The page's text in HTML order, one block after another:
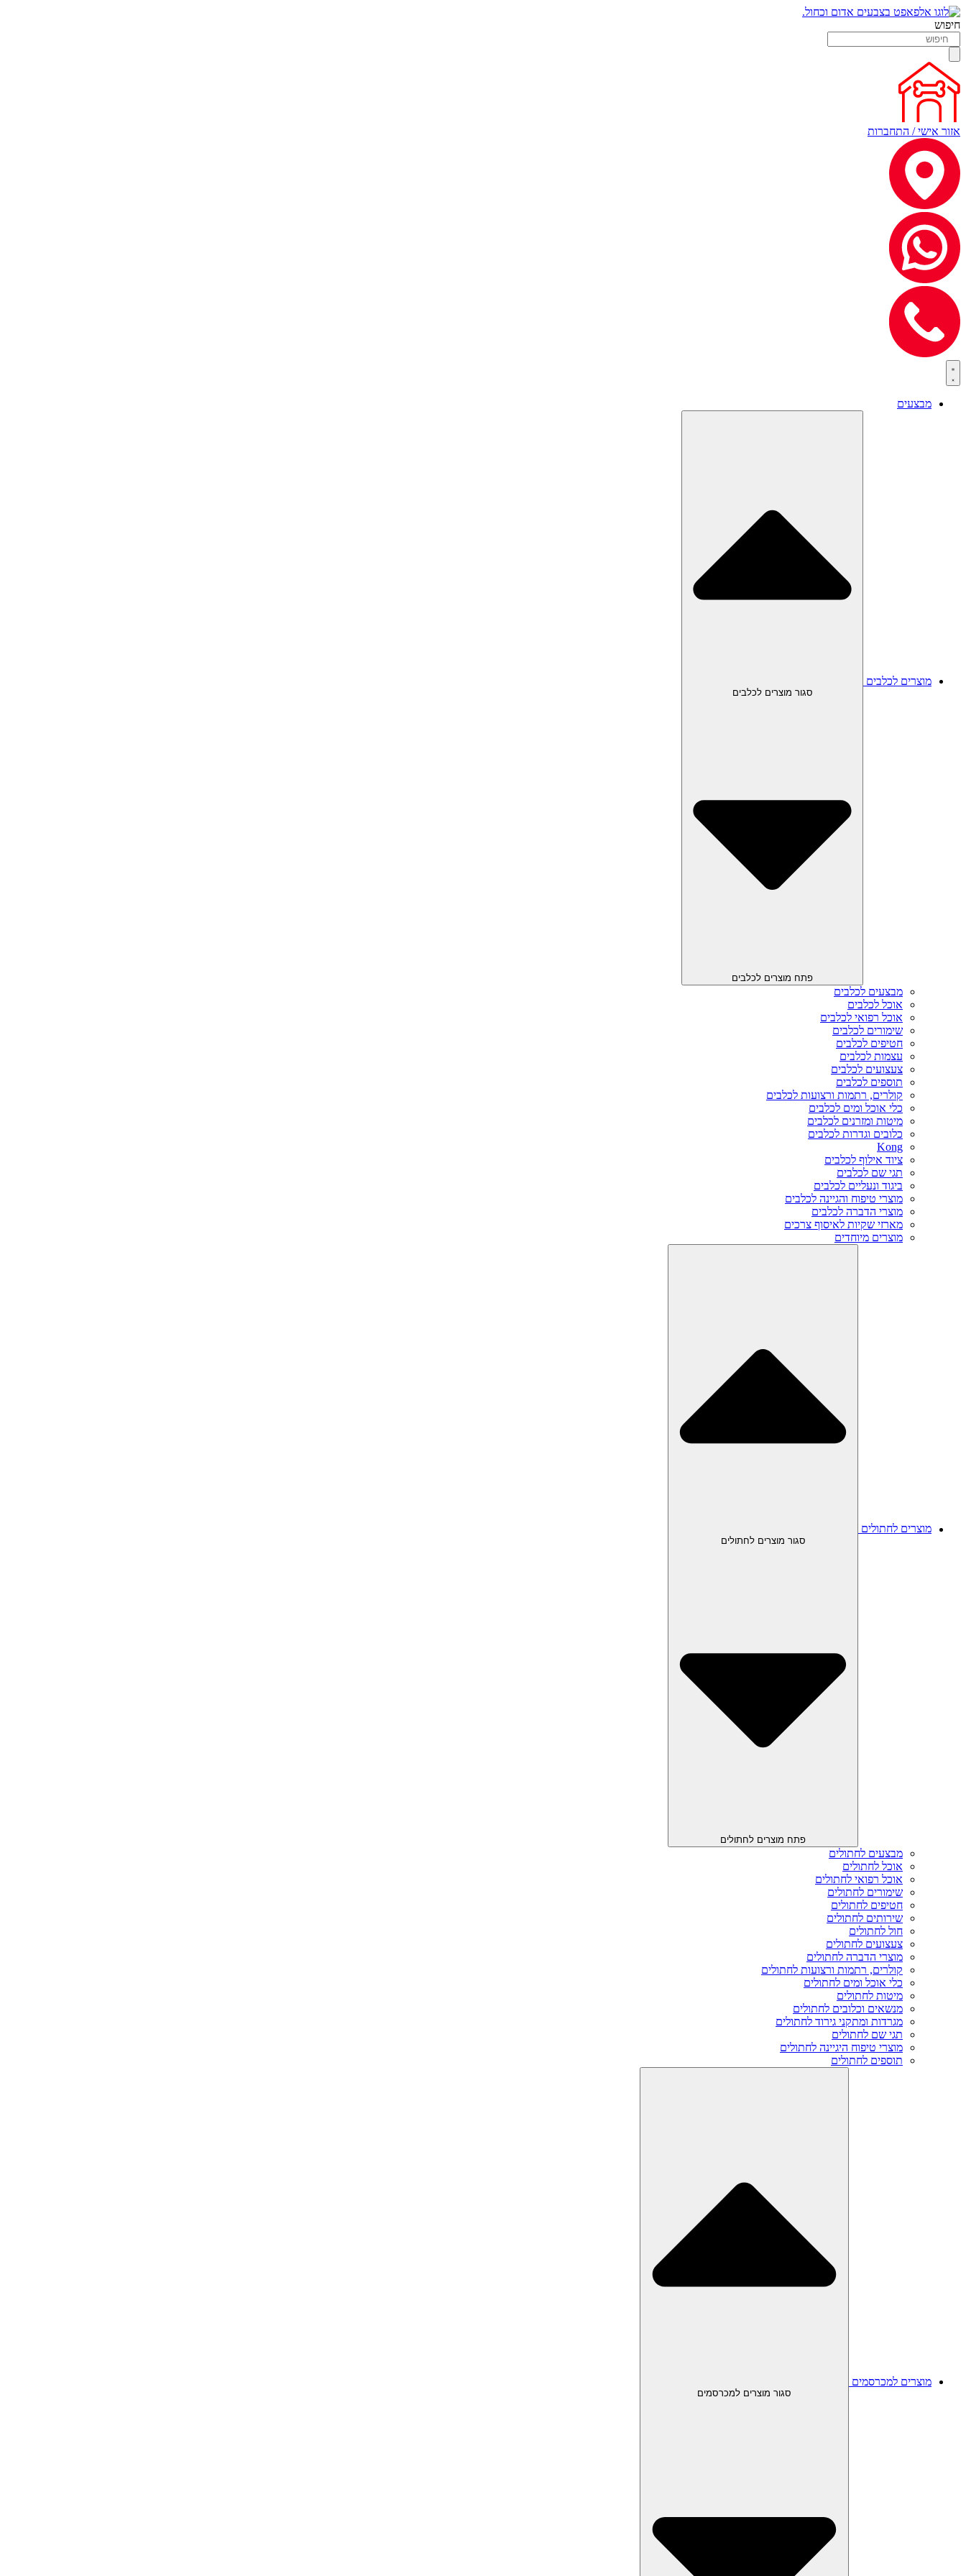
חיפוש
אזור אישי / התחברות
מבצעים
מוצרים לכלבים
סגור מוצרים לכלבים
פתח מוצרים לכלבים
מבצעים לכלבים
אוכל לכלבים
אוכל רפואי לכלבים
שימורים לכלבים
חטיפים לכלבים
עצמות לכלבים
צעצועים לכלבים
תוספים לכלבים
קולרים, רתמות ורצועות לכלבים
כלי אוכל ומים לכלבים
מיטות ומזרנים לכלבים
כלובים וגדרות לכלבים
Kong
ציוד אילוף לכלבים
תגי שם לכלבים
ביגוד ונעליים לכלבים
מוצרי טיפוח והגיינה לכלבים
מוצרי הדברה לכלבים
מארזי שקיות לאיסוף צרכים
מוצרים מיוחדים
מוצרים לחתולים
סגור מוצרים לחתולים
פתח מוצרים לחתולים
מבצעים לחתולים
אוכל לחתולים
אוכל רפואי לחתולים
שימורים לחתולים
חטיפים לחתולים
שירותים לחתולים
חול לחתולים
צעצועים לחתולים
מוצרי הדברה לחתולים
קולרים, רתמות ורצועות לחתולים
כלי אוכל ומים לחתולים
מיטות לחתולים
מנשאים וכלובים לחתולים
מגרדות ומתקני גירוד לחתולים
תגי שם לחתולים
מוצרי טיפוח היגיינה לחתולים
תוספים לחתולים
מוצרים למכרסמים
סגור מוצרים למכרסמים